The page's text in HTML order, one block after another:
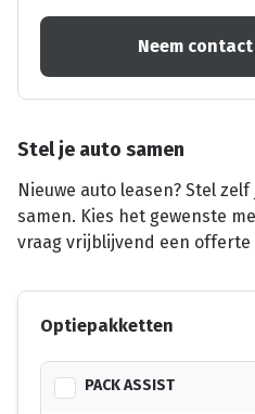
Neem
Stel je auto samen
Nieuwe auto leasen? Stel
samen. Kies het gewenste
vraag vrijblijvend een offerte
Optiepakketten
PACK ASSIST